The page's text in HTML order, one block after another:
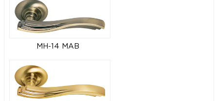
MH-14 MAB